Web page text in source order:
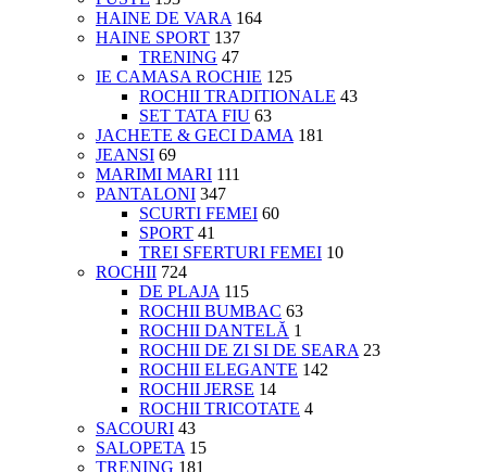
HAINE DE VARA 164
HAINE SPORT 137
TRENING 47
IE CAMASA ROCHIE 125
ROCHII TRADITIONALE 43
SET TATA FIU 63
JACHETE & GECI DAMA 181
JEANSI 69
MARIMI MARI 111
PANTALONI 347
SCURTI FEMEI 60
SPORT 41
TREI SFERTURI FEMEI 10
ROCHII 724
DE PLAJA 115
ROCHII BUMBAC 63
ROCHII DANTELĂ 1
ROCHII DE ZI SI DE SEARA 23
ROCHII ELEGANTE 142
ROCHII JERSE 14
ROCHII TRICOTATE 4
SACOURI 43
SALOPETA 15
TRENING 181